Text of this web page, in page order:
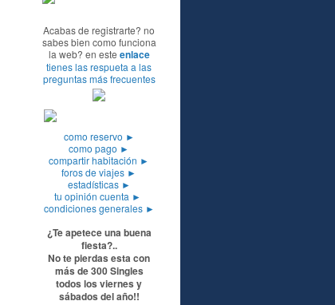
Acabas de registrarte? no
sabes bien como funciona
la web? en este enlace
tienes las respueta a las
preguntas más frecuentes
como reservo ►
como pago ►
compartir habitación ►
foros de viajes ►
estadísticas ►
tu opinión cuenta ►
condiciones generales ►
¿Te apetece una buena
fiesta?..
No te pierdas esta con
más de 300 Singles
todos los viernes y
sábados del año!!